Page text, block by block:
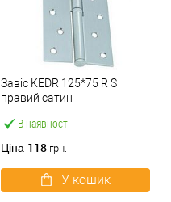
В наявності
Завіс KEDR 125*75 R S
правий сатин
Ціна 118 грн.
У кошик